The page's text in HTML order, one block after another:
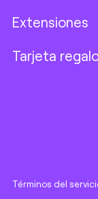
Extensiones
Tarjeta
Términos del